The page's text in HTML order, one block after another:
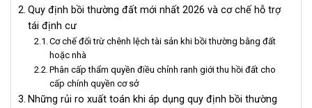
Quy định bồi thường đất mới nhất 2026 và cơ chế hỗ trợ
tái định cư
Cơ chế đối trừ chênh lệch tài sản khi bồi thường bằng đất
hoặc nhà
Phân cấp thẩm quyền điều chỉnh ranh giới thu hồi đất cho
cấp chính quyền cơ sở
Những rủi ro xuất toán khi áp dụng quy định bồi thường